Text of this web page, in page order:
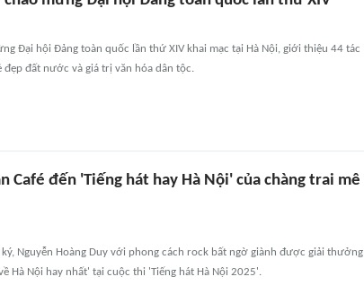
Đại hội Đảng toàn quốc lần thứ XIV khai mạc tại Hà Nội, giới thiệu 44 tác
đẹp đất nước và giá trị văn hóa dân tộc.
Café đến 'Tiếng hát hay Hà Nội' của chàng trai mê
Nguyễn Hoàng Duy với phong cách rock bất ngờ giành được giải thưởng
Hà Nội hay nhất' tại cuộc thi 'Tiếng hát Hà Nội 2025'.